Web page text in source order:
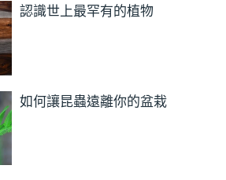
認識世上最罕有的植物
如何讓昆蟲遠離你的盆栽